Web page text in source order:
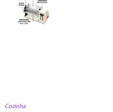
Cozinha